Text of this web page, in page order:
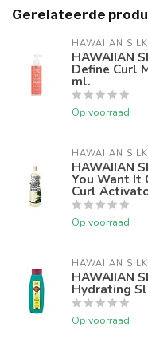
Gerelateerde
HAWAIIAN
HAWAIIAN
Define Curl
ml.
Op voorraad
HAWAIIAN
HAWAIIAN
You Want It
Curl
Op voorraad
HAWAIIAN
HAWAIIAN
Hydrating
Op voorraad